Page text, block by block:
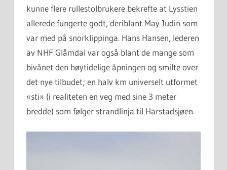
kunne flere rullestolbrukere bekrefte at Lysstien
allerede fungerte godt, deriblant May Judin som
var med på snorklippinga. Hans Hansen, lederen
av NHF Glåmdal var også blant de mange som
bivånet den høytidelige åpningen og smilte over
det nye tilbudet; en halv km universelt utformet
«sti» (i realiteten en veg med sine 3 meter
bredde) som følger strandlinja til Harstadsjøen.